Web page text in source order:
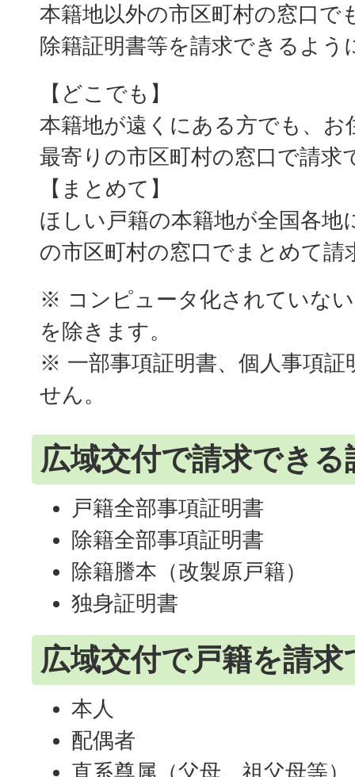
本籍地以外の市区町村の窓口で
除籍証明書等を請求できるよう
【どこでも】
本籍地が遠くにある方でも、お
最寄りの市区町村の窓口で請求
【まとめて】
ほしい戸籍の本籍地が全国各地
の市区町村の窓口でまとめて請
※ コンピュータ化されていな
を除きます。
※ 一部事項証明書、個人事項証
せん。
広域交付で請求できる
戸籍全部事項証明書
除籍全部事項証明書
除籍謄本（改製原戸籍）
独身証明書
広域交付で戸籍を請求
本人
配偶者
直系尊属（父母、祖父母等）